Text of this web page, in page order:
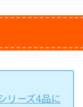
リーズ4品に